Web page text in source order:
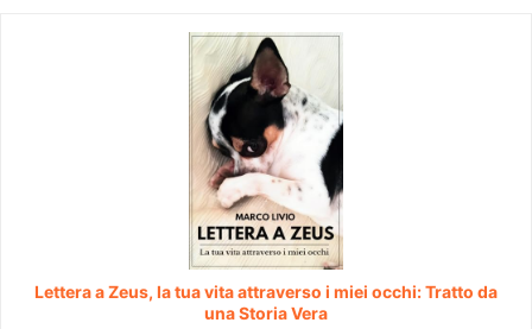
Lettera a Zeus, la tua vita attraverso i miei occhi: Tratto da
una Storia Vera